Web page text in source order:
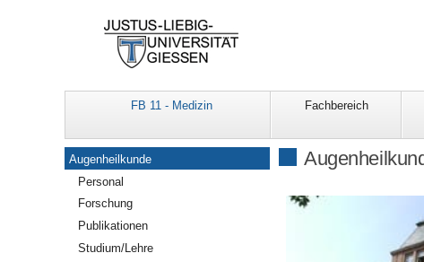
FB 11 - Medizin Fachbereich
Navigation
Augenheilkunde
Personal
Forschung
Publikationen
Studium/Lehre